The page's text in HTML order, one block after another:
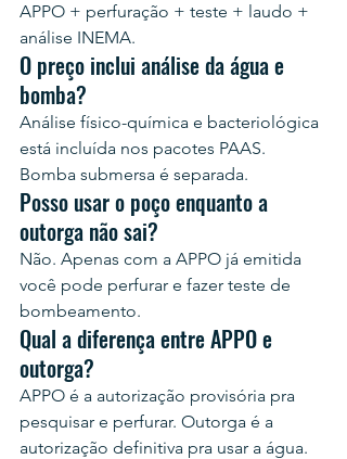
APPO + perfuração + teste + laudo +
análise INEMA.
O preço inclui análise da água e
bomba?
Análise físico-química e bacteriológica
está incluída nos pacotes PAAS.
Bomba submersa é separada.
Posso usar o poço enquanto a
outorga não sai?
Não. Apenas com a APPO já emitida
você pode perfurar e fazer teste de
bombeamento.
Qual a diferença entre APPO e
outorga?
APPO é a autorização provisória pra
pesquisar e perfurar. Outorga é a
autorização definitiva pra usar a água.